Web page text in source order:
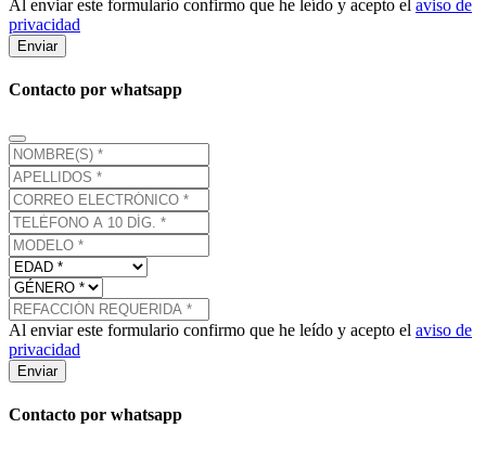
Al enviar este formulario confirmo que he leído y acepto el aviso de
privacidad
Enviar
Contacto por whatsapp
Al enviar este formulario confirmo que he leído y acepto el aviso de
privacidad
Enviar
Contacto por whatsapp